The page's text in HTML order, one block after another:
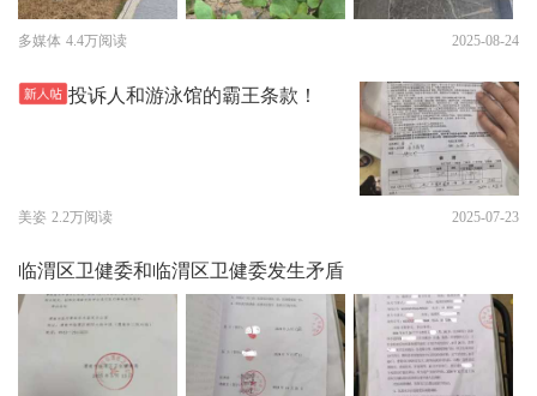
多媒体 4.4万阅读 2025-08-24
投诉人和游泳馆的霸王条款！
美姿 2.2万阅读 2025-07-23
临渭区卫健委和临渭区卫健委发生矛盾